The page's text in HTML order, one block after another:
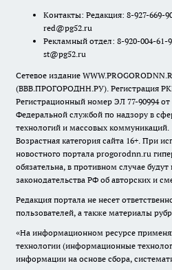
Контакты: Редакция: 8-927-669-
red@pg52.ru
Рекламный отдел: 8-920-004-61-
st@pg52.ru
Сетевое издание
(ВВВ.ПРОГОРОДНН.РУ). Регистрация
Регистрационный номер ЭЛ 77-90994 от
Федеральной службой по надзору в
технологий и массовых коммуникаций.
Возрастная категория сайта 16+. При
новостного портала progorodnn.ru
обязательна, в противном случае
законодательства РФ об авторских и
Редакция портала не несет
пользователей, а также материалы
«На информационном ресурсе
технологии (информационные
информации на основе сбора,